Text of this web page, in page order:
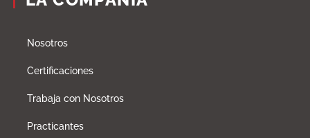
Nosotros
Certificaciones
Trabaja con Nosotros
Practicantes